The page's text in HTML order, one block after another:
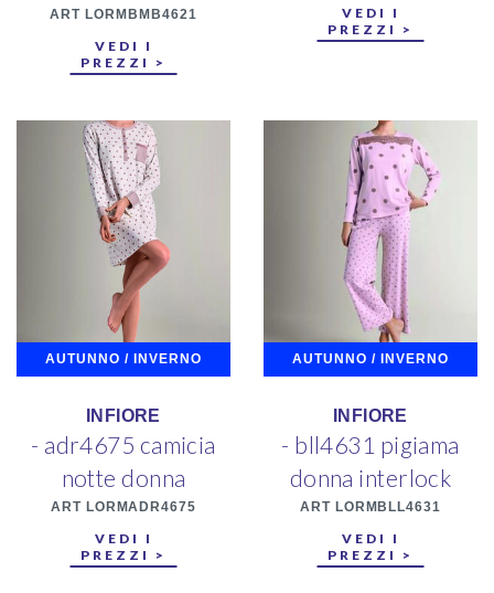
ART LORMBMB4621
VEDI I
PREZZI >
VEDI I
PREZZI >
AUTUNNO / INVERNO
INFIORE
- adr4675 camicia
notte donna
ART LORMADR4675
VEDI I
PREZZI >
AUTUNNO / INVERNO
INFIORE
- bll4631 pigiama
donna interlock
ART LORMBLL4631
VEDI I
PREZZI >